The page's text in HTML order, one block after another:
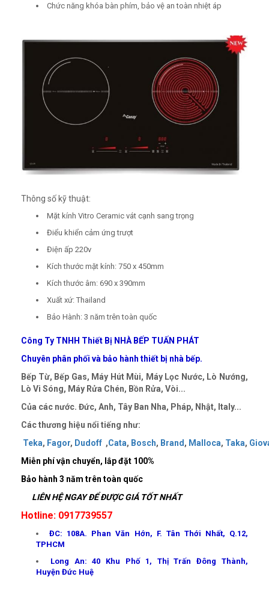
Chức năng khóa bàn phím, bảo vệ an toàn nhiệt áp
Thông số kỹ thuật:
Mặt kính Vitro Ceramic vát cạnh sang trọng
Điểu khiển cảm ứng trượt
Điện ấp 220v
Kích thước mặt kính: 750 x 450mm
Kích thước âm: 690 x 390mm
Xuất xứ: Thailand
Bảo Hành: 3 năm trên toàn quốc
Công Ty TNHH Thiết Bị NHÀ BẾP TUẤN PHÁT
Chuyên phân phối và bảo hành thiết bị nhà bếp.
Bếp Từ, Bếp Gas, Máy Hút Mùi, Máy Lọc Nước, Lò Nướng,
Lò Vi Sóng, Máy Rửa Chén, Bồn Rửa, Vòi...
Của các nước. Đức, Anh, Tây Ban Nha, Pháp, Nhật, Italy...
Các thương hiệu nổi tiếng như:
Teka, Fagor, Dudoff ,Cata, Bosch, Brand, Malloca, Taka,
Miễn phí vận chuyển, lắp đặt 100%
Bảo hành 3 năm trên toàn quốc
LIÊN HỆ NGAY ĐỂ ĐƯỢC GIÁ TỐT NHẤT
Hotline: 0917739557
ĐC: 108A. Phan Văn Hớn, F. Tân Thới Nhất, Q.12,
TPHCM
Long An: 40 Khu Phố 1, Thị Trấn Đông Thành,
Huyện Đức Huệ